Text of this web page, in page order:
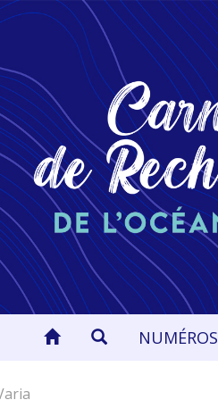
NUMÉROS